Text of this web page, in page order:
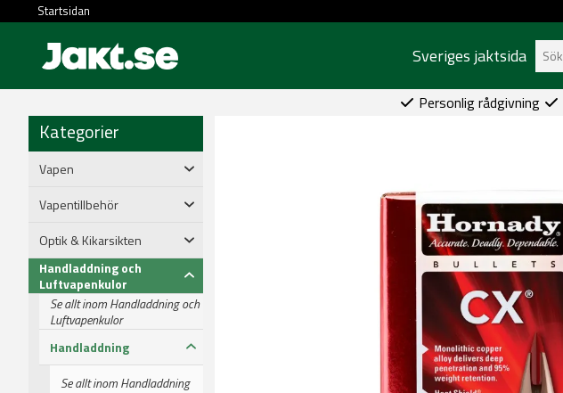
Startsidan
Sveriges jaktsida
Personlig rådgivning
Kategorier
Vapen
Vapentillbehör
Optik & Kikarsikten
Handladdning och
Luftvapenkulor
Se allt inom Handladdning och
Luftvapenkulor
Handladdning
Se allt inom Handladdning